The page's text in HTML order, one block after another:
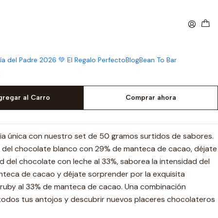
del Padre 2026 💚 El Regalo PerfectoBlogBean To Bar
al Carro Comprar ahora
única con nuestro set de 50 gramos surtidos de sabores.
del chocolate blanco con 29% de manteca de cacao, déjate
del chocolate con leche al 33%, saborea la intensidad del
de cacao y déjate sorprender por la exquisita
al 33% de manteca de cacao. Una combinación
tus antojos y descubrir nuevos placeres chocolateros